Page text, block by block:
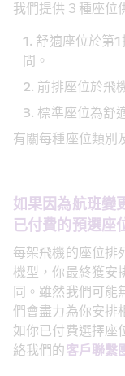
我們提供３種座位
舒適座位於第
間。
前排座位於飛
標準座位為舒
有關每種座位類別
如果因為航班變
已付費的預選座
每架飛機的座位排
機型，你最終獲安
同。雖然我們可能
們會盡力為你安排
如你已付費選擇座
絡我們的客戶聯繫